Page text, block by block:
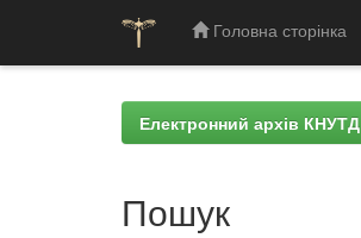
Головна сторінка
Електронний архів КНУТД
Пошук